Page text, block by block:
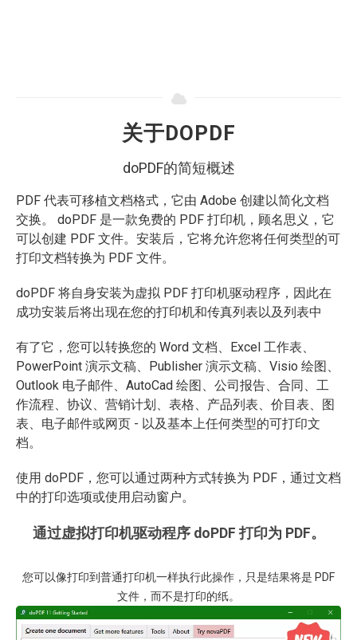
关于DOPDF
doPDF的简短概述
PDF 代表可移植文档格式，它由 Adobe 创建以简化文档
交换。 doPDF 是一款免费的 PDF 打印机，顾名思义，它
可以创建 PDF 文件。安装后，它将允许您将任何类型的可
打印文档转换为 PDF 文件。
doPDF 将自身安装为虚拟 PDF 打印机驱动程序，因此在
成功安装后将出现在您的打印机和传真列表以及列表中
有了它，您可以转换您的 Word 文档、Excel 工作表、
PowerPoint 演示文稿、Publisher 演示文稿、Visio 绘图、
Outlook 电子邮件、AutoCad 绘图、公司报告、合同、工
作流程、协议、营销计划、表格、产品列表、价目表、图
表、电子邮件或网页 - 以及基本上任何类型的可打印文
档。
使用 doPDF，您可以通过两种方式转换为 PDF，通过文档
中的打印选项或使用启动窗户。
通过虚拟打印机驱动程序 doPDF 打印为 PDF。
您可以像打印到普通打印机一样执行此操作，只是结果将是 PDF
文件，而不是打印的纸。